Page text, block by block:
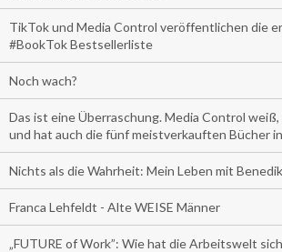
TikTok und Media Control veröffentlichen die
#BookTok Bestsellerliste
Noch wach?
Das ist eine Überraschung. Media Control weiß,
und hat auch die fünf meistverkauften Bücher
Nichts als die Wahrheit: Mein Leben mit
Franca Lehfeldt - Alte WEISE Männer
„FUTURE of Work”: Wie hat die Arbeitswelt